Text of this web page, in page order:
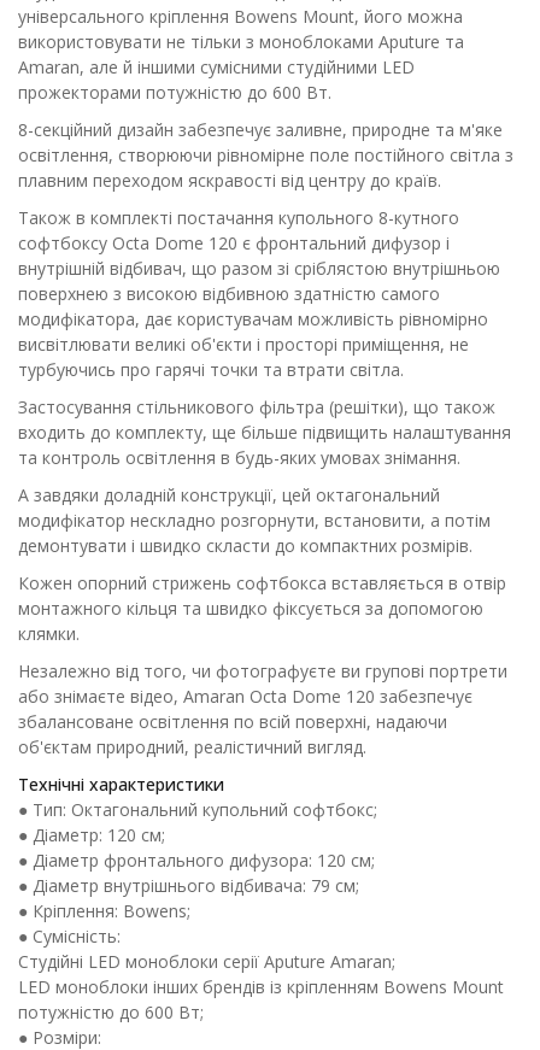
універсального кріплення Bowens Mount, його можна
використовувати не тільки з моноблоками Aputure та
Amaran, але й іншими сумісними студійними LED
прожекторами потужністю до 600 Вт.
8-секційний дизайн забезпечує заливне, природне та м'яке
освітлення, створюючи рівномірне поле постійного світла з
плавним переходом яскравості від центру до країв.
Також в комплекті постачання купольного 8-кутного
софтбоксу Octa Dome 120 є фронтальний дифузор і
внутрішній відбивач, що разом зі сріблястою внутрішньою
поверхнею з високою відбивною здатністю самого
модифікатора, дає користувачам можливість рівномірно
висвітлювати великі об'єкти і просторі приміщення, не
турбуючись про гарячі точки та втрати світла.
Застосування стільникового фільтра (решітки), що також
входить до комплекту, ще більше підвищить налаштування
та контроль освітлення в будь-яких умовах знімання.
А завдяки доладній конструкції, цей октагональний
модифікатор нескладно розгорнути, встановити, а потім
демонтувати і швидко скласти до компактних розмірів.
Кожен опорний стрижень софтбокса вставляється в отвір
монтажного кільця та швидко фіксується за допомогою
клямки.
Незалежно від того, чи фотографуєте ви групові портрети
або знімаєте відео, Amaran Octa Dome 120 забезпечує
збалансоване освітлення по всій поверхні, надаючи
об'єктам природний, реалістичний вигляд.
Технічні характеристики
● Тип: Октагональний купольний софтбокс;
● Діаметр: 120 см;
● Діаметр фронтального дифузора: 120 см;
● Діаметр внутрішнього відбивача: 79 см;
● Кріплення: Bowens;
● Сумісність:
Студійні LED моноблоки серії Aputure Amaran;
LED моноблоки інших брендів із кріпленням Bowens Mount
потужністю до 600 Вт;
● Розміри: